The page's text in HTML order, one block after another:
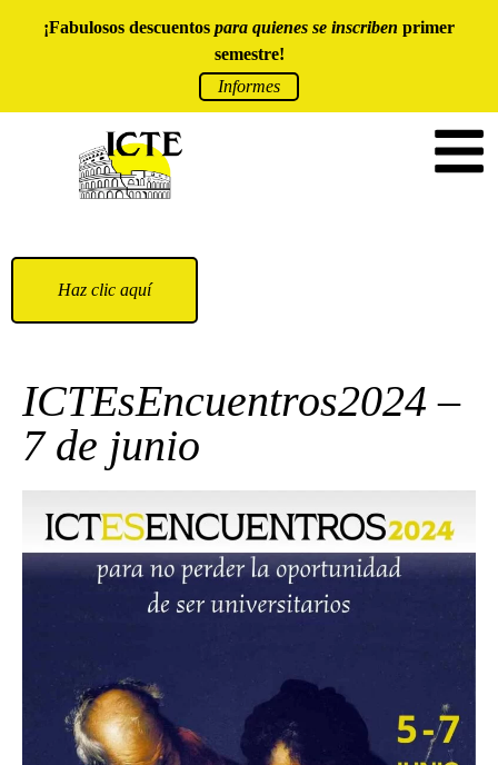
¡Fabulosos descuentos para quienes se inscriben primer
semestre!
Informes
Haz clic aquí
ICTEsEncuentros2024 –
7 de junio